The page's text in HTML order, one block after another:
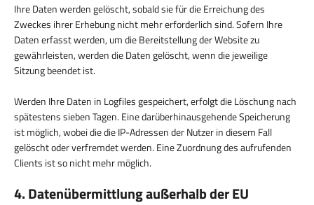
Ihre Daten werden gelöscht, sobald sie für die Erreichung des
Zweckes ihrer Erhebung nicht mehr erforderlich sind. Sofern Ihre
Daten erfasst werden, um die Bereitstellung der Website zu
gewährleisten, werden die Daten gelöscht, wenn die jeweilige
Sitzung beendet ist.
Werden Ihre Daten in Logfiles gespeichert, erfolgt die Löschung nach
spätestens sieben Tagen. Eine darüberhinausgehende Speicherung
ist möglich, wobei die die IP-Adressen der Nutzer in diesem Fall
gelöscht oder verfremdet werden. Eine Zuordnung des aufrufenden
Clients ist so nicht mehr möglich.
4. Datenübermittlung außerhalb der EU